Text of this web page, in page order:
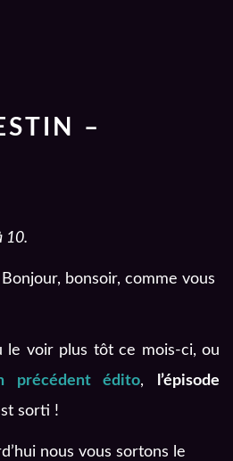
–
10.
Bonjour, bonsoir, comme vous
le voir plus tôt ce mois-ci, ou
précédent édito,
l’épisode
sorti !
nous vous sortons le